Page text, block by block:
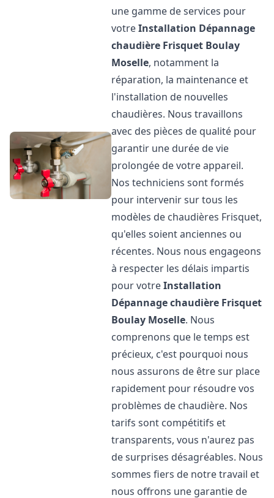
une gamme de services pour
votreInstallation Dépannage
chaudière Frisquet Boulay
Moselle, notamment la
réparation, la maintenance et
l'installation de nouvelles
chaudières. Nous travaillons
avec des pièces de qualité pour
garantir une durée de vie
prolongée de votre appareil.
Nos techniciens sont formés
pour intervenir sur tous les
modèles de chaudières Frisquet,
qu'elles soient anciennes ou
récentes. Nous nous engageons
à respecter les délais impartis
pour votreInstallation
Dépannage chaudière Frisquet
Boulay Moselle. Nous
comprenons que le temps est
précieux, c'est pourquoi nous
nous assurons de être sur place
rapidement pour résoudre vos
problèmes de chaudière. Nos
tarifs sont compétitifs et
transparents, vous n'aurez pas
de surprises désagréables. Nous
sommes fiers de notre travail et
nous offrons une garantie de